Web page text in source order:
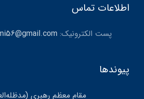
اطلاعات تماس
پست الکترونیک:
پیوندها
مقام معظم رهبری